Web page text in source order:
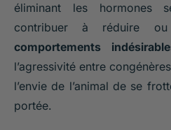
éliminant les hormones
contribuer à réduire
comportements
l’agressivité entre
l’envie de l’animal de se
portée.